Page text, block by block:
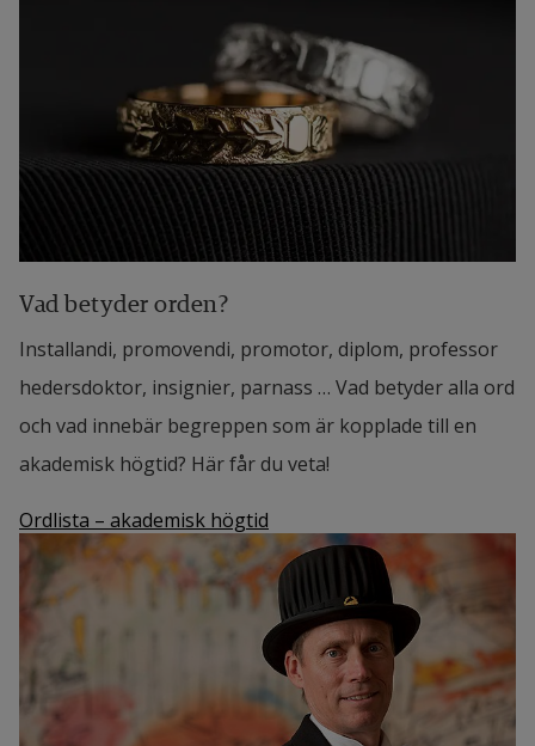
Vad betyder orden?
Installandi, promovendi, promotor, diplom, professor
hedersdoktor, insignier, parnass … Vad betyder alla ord
och vad innebär begreppen som är kopplade till en
akademisk högtid? Här får du veta!
Ordlista – akademisk högtid